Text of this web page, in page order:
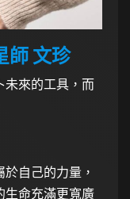
師 文珍
未來的工具，而
自己的力量，
生命充滿更寬廣